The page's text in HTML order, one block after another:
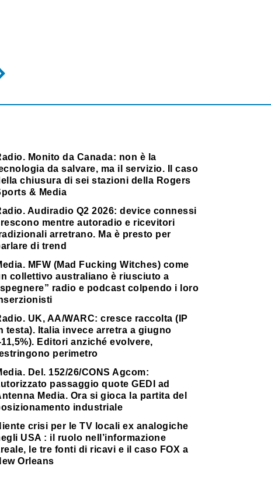
Monito da Canada: non è la
da salvare, ma il servizio. Il caso
chiusura di sei stazioni della Rogers
& Media
Audiradio Q2 2026: device connessi
mentre autoradio e ricevitori
arretrano. Ma è presto per
di trend
MFW (Mad Fucking Witches) come
collettivo australiano è riusciuto a
radio e podcast colpendo i loro
UK, AA/WARC: cresce raccolta (IP
testa). Italia invece arretra a giugno
11,5%). Editori anziché evolvere,
perimetro
Del. 152/26/CONS Agcom:
passaggio quote GEDI ad
Media. Ora si gioca la partita del
industriale
crisi per le TV locali ex analogiche
USA : il ruolo nell’informazione
le tre fonti di ricavi e il caso FOX a
Orleans